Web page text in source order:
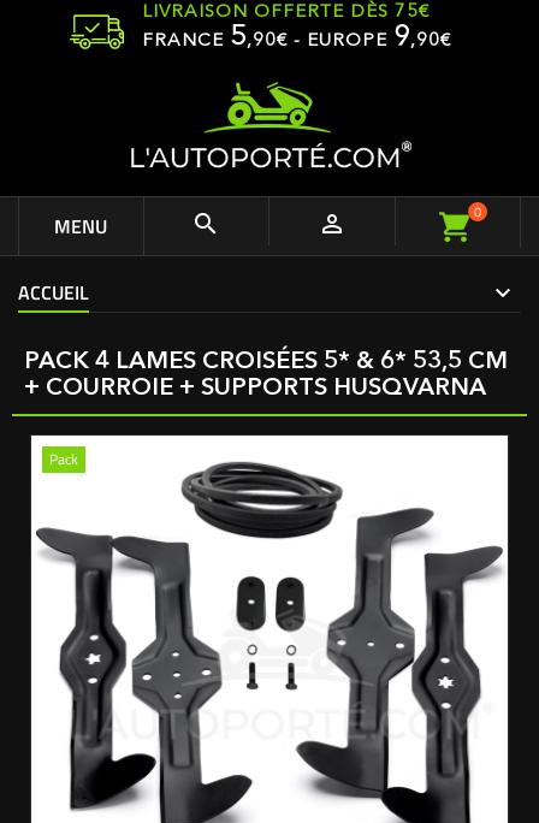
LIVRAISON OFFERTE DÈS 75€
FRANCE 5,90€ - EUROPE 9,90€
MENU   0
ACCUEIL
PACK 4 LAMES CROISÉES 5* & 6* 53,5 CM
+ COURROIE + SUPPORTS HUSQVARNA
Pack